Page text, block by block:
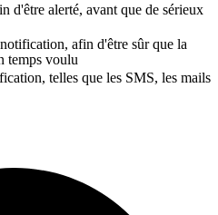
d'être alerté, avant que de sérieux
afin d'être sûr que la
temps voulu
telles que les SMS, les mails